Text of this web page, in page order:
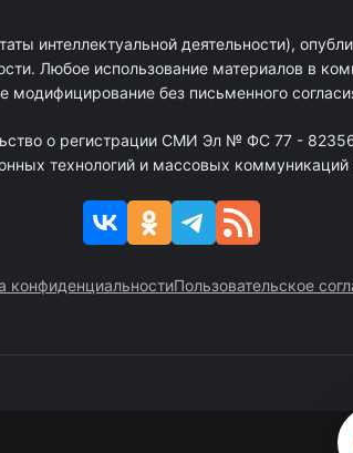
интеллектуальной деятельности),
Любое использование материалов в
модифицирование без письменного
о регистрации СМИ Эл № ФС 77 -
технологий и массовых коммуникаций
конфиденциальностиПользовательское